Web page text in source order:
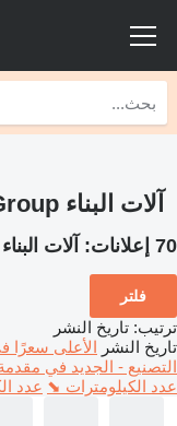
آلات البناء SLV Group
70 إعلانات: آلات البناء SLV Group
فلتر
ترتيب: تاريخ النشر
تاريخ النشر الأعلى سعرًا
التصنيع - الجديد في
عدد الكيلومترات ⬊ عدد